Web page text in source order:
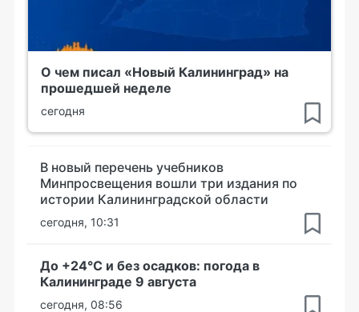
О чем писал «Новый Калининград» на
прошедшей неделе
сегодня
В новый перечень учебников
Минпросвещения вошли три издания по
истории Калининградской области
сегодня, 10:31
До +24°С и без осадков: погода в
Калининграде 9 августа
сегодня, 08:56